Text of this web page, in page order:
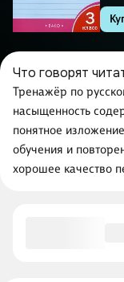
Что говорят
Тренажёр по
насыщенность
понятное
обучения и
хорошее качество